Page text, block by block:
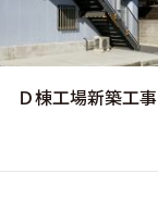
Ｄ棟工場新築工事